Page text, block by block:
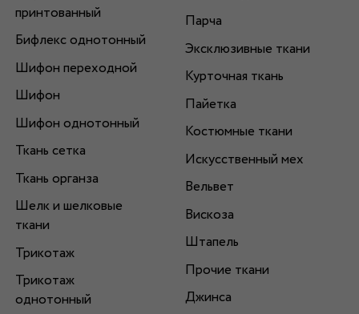
принтованный
Бифлекс однотонный
Шифон переходной
Шифон
Шифон однотонный
Ткань сетка
Ткань органза
Шелк и шелковые
ткани
Трикотаж
Трикотаж
однотонный
Парча
Эксклюзивные ткани
Курточная ткань
Пайетка
Костюмные ткани
Искусственный мех
Вельвет
Вискоза
Штапель
Прочие ткани
Джинса